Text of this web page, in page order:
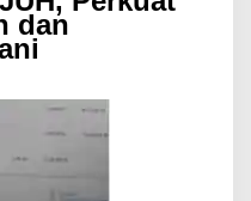
dan